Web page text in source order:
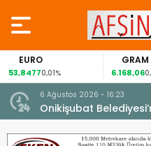
EURO
53,84770,01%
GRAM
6.168,06
6 Ağustos 2026 - 16:23
Onikişubat
dönemin ön kayıtları